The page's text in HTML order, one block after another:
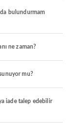
bulundurmam
ne zaman?
mu?
iade talep edebilir